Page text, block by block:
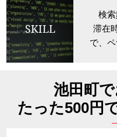
SKILL
検索
滞在
で、
池田町
たった500円